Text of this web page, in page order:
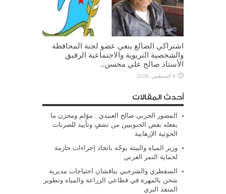
اشتراكي الضالع ينعي عضو لجنة المحافظة
والشخصية التربوية والاجتماعية الرفيق
الأستاذ صالح علي محسن..
6 أغسطس، 2026
أحدث المقالات
المصور الحربي صالح العبيدي : مؤلم ومحزن ما
يفعله بعض الجنوبيين من تشفٍ وتأييد للضربات
الحوثية الإرهابية
وزير المياه والبيئة يوجّه باتخاذ إجراءات حازمة
لحماية النمر العربي
السقطري والشرجبي يناقشان احتياجات مديرية
شحن بالمهرة في قطاعي الزراعة والمياه وتطوير
المنفذ البري